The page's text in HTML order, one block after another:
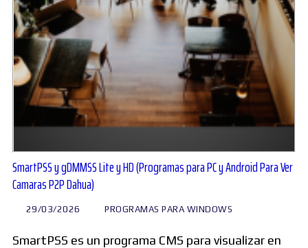
SmartPSS y gDMMSS Lite y HD (Programas para PC y Android Para Ver
Camaras P2P Dahua)
29/03/2026 PROGRAMAS PARA WINDOWS
SmartPSS es un programa CMS para visualizar en